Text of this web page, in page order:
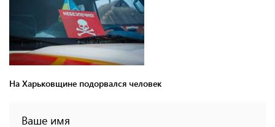
На Харьковщине подорвался человек
Ваше имя